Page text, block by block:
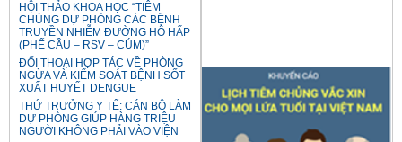
HỘI THẢO KHOA HỌC “TIÊM
CHỦNG DỰ PHÒNG CÁC BỆNH
TRUYỀN NHIỄM ĐƯỜNG HÔ HẤP
(PHẾ CẦU – RSV – CÚM)”
ĐỐI THOẠI HỢP TÁC VỀ PHÒNG
NGỪA VÀ KIỂM SOÁT BỆNH SỐT
XUẤT HUYẾT DENGUE
THỨ TRƯỞNG Y TẾ: CÁN BỘ LÀM
DỰ PHÒNG GIÚP HÀNG TRIỆU
NGƯỜI KHÔNG PHẢI VÀO VIỆN